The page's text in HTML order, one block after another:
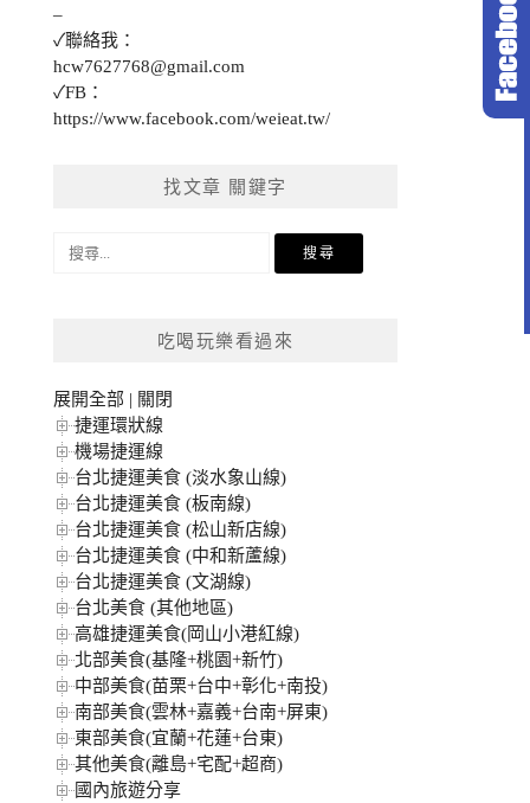
–
✓聯絡我：
hcw7627768@gmail.com
✓FB：
https://www.facebook.com/weieat.tw/
找文章 關鍵字
搜
吃喝玩樂看過來
展開全部 | 關閉
捷運環狀線
機場捷運線
台北捷運美食 (淡水象山線)
台北捷運美食 (板南線)
台北捷運美食 (松山新店線)
台北捷運美食 (中和新蘆線)
台北捷運美食 (文湖線)
台北美食 (其他地區)
高雄捷運美食(岡山小港紅線)
北部美食(基隆+桃園+新竹)
中部美食(苗栗+台中+彰化+南投)
南部美食(雲林+嘉義+台南+屏東)
東部美食(宜蘭+花蓮+台東)
其他美食(離島+宅配+超商)
國內旅遊分享